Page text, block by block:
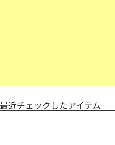
最近チェックしたアイテム